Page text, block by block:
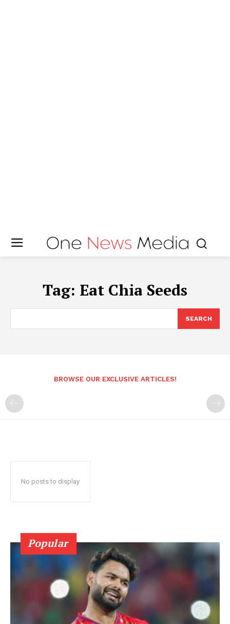
Tag: Eat Chia Seeds
SEARCH
BROWSE OUR EXCLUSIVE ARTICLES!
No posts to display
Popular